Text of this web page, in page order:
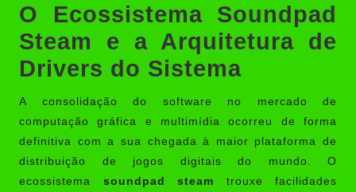
O Ecossistema Soundpad
Steam e a Arquitetura de
Drivers do Sistema
A consolidação do software no mercado de
computação gráfica e multimídia ocorreu de forma
definitiva com a sua chegada à maior plataforma de
distribuição de jogos digitais do mundo. O
ecossistema soundpad steam trouxe facilidades